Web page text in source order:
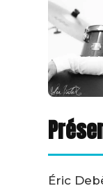
Éric